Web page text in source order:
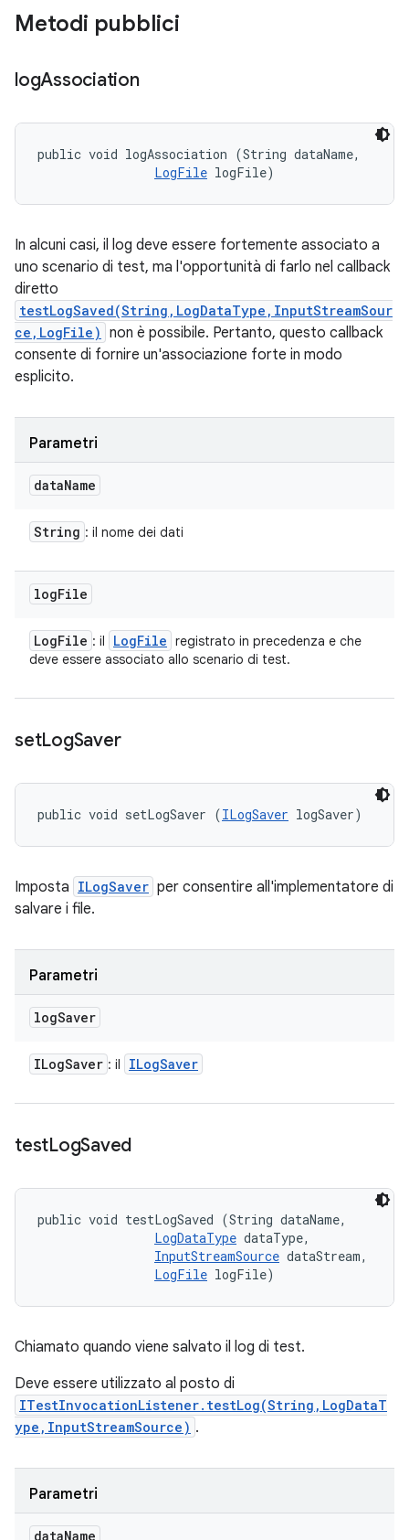
Metodi pubblici
logAssociation
public void logAssociation (String dataName,
LogFile logFile)
In alcuni casi, il log deve essere fortemente associato a
uno scenario di test, ma l'opportunità di farlo nel callback
diretto
testLogSaved(String,LogDataType,InputStreamSour
ce,LogFile) non è possibile. Pertanto, questo callback
consente di fornire un'associazione forte in modo
esplicito.
Parametri
dataName
String : il nome dei dati
logFile
LogFile : il LogFile registrato in precedenza e che
deve essere associato allo scenario di test.
setLogSaver
public void setLogSaver (ILogSaver logSaver)
Imposta ILogSaver per consentire all'implementatore di
salvare i file.
Parametri
logSaver
ILogSaver : il ILogSaver
testLogSaved
public void testLogSaved (String dataName,
LogDataType dataType,
InputStreamSource dataStream,
LogFile logFile)
Chiamato quando viene salvato il log di test.
Deve essere utilizzato al posto di
ITestInvocationListener.testLog(String,LogDataT
ype,InputStreamSource) .
Parametri
dataName